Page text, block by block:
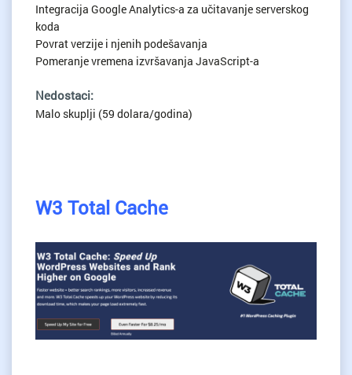
Integracija Google Analytics-a za učitavanje serverskog
koda
Povrat verzije i njenih podešavanja
Pomeranje vremena izvršavanja JavaScript-a
Nedostaci:
Malo skuplji (59 dolara/godina)
W3 Total Cache